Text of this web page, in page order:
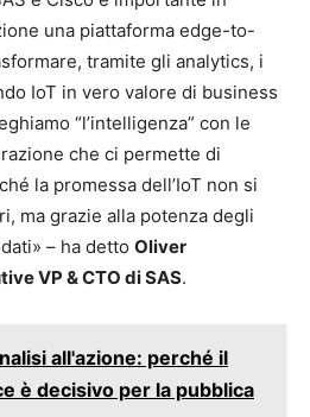
una piattaforma edge-to-
tramite gli analytics, i
IoT in vero valore di business
“l’intelligenza” con le
che ci permette di
la promessa dell’IoT non si
ma grazie alla potenza degli
– ha detto Oliver
VP & CTO di SAS.
all'azione: perché il
è decisivo per la pubblica